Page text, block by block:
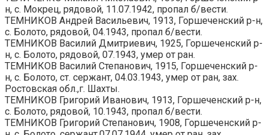
н, с. Мокрец, рядовой, 11.07.1942, пропал б/вести.
ТЕМНИКОВ Андрей Васильевич, 1913, Горшеченский р-н,
с. Болото, рядовой, 04.1943, пропал б/вести.
ТЕМНИКОВ Василий Дмитриевич, 1925, Горшеченский р-
н, с. Болото, рядовой, 07.1943, умер от ран.
ТЕМНИКОВ Василий Степанович, 1915, Горшеченский р-
н, с. Болото, ст. сержант, 04.03.1943, умер от ран, зах.
Ростовская обл.,г. Шахты.
ТЕМНИКОВ Григорий Иванович, 1913, Горшеченский р-н,
с. Болото, рядовой, 10.1943, пропал б/вести.
ТЕМНИКОВ Григорий Степанович, 1908, Горшеченский р-